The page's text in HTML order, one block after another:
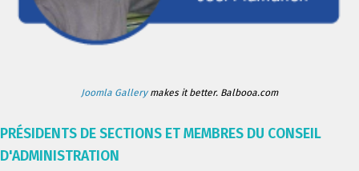
Joomla Gallerymakes it better. Balbooa.com
PRÉSIDENTS DE SECTIONS ET MEMBRES DU CONSEIL
D'ADMINISTRATION